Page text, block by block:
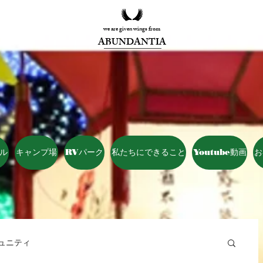
we are given wings from
ABUNDANTIA
キャンプ場 RVパーク 私たちにできること Youtube動画
ニティ